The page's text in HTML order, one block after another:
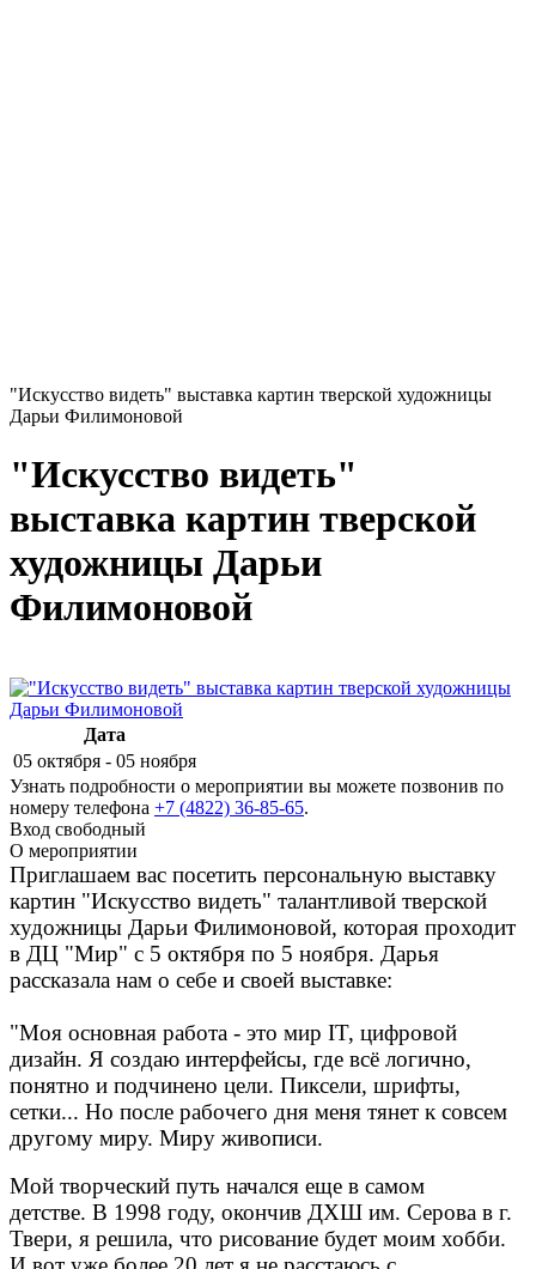
"Искусство видеть" выставка картин тверской художницы
Дарьи Филимоновой
"Искусство видеть"
выставка картин тверской
художницы Дарьи
Филимоновой
Дата
05 октября - 05 ноября
Узнать подробности о мероприятии вы можете позвонив по
номеру телефона +7 (4822) 36-85-65.
Вход свободный
О мероприятии
Приглашаем вас посетить персональную выставку
картин "Искусство видеть" талантливой тверской
художницы Дарьи Филимоновой, которая проходит
в ДЦ "Мир" с 5 октября по 5 ноября. Дарья
рассказала нам о себе и своей выставке:
"Моя основная работа - это мир IT, цифровой
дизайн. Я создаю интерфейсы, где всё логично,
понятно и подчинено цели. Пиксели, шрифты,
сетки... Но после рабочего дня меня тянет к совсем
другому миру. Миру живописи.
Мой творческий путь начался еще в самом
детстве. В 1998 году, окончив ДХШ им. Серова в г.
Твери, я решила, что рисование будет моим хобби.